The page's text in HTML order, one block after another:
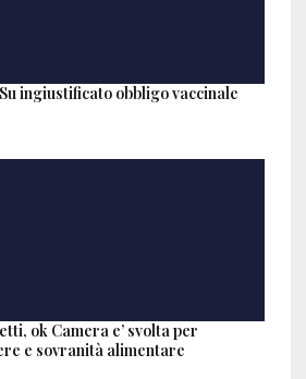
ingiustificato obbligo vaccinale
ok Camera e’ svolta per
e sovranità alimentare